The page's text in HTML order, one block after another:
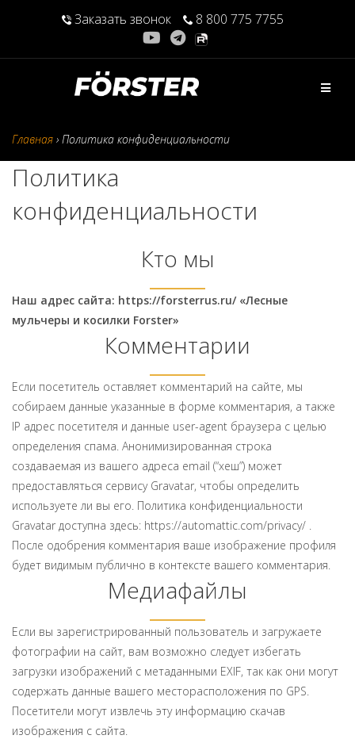
Заказать звонок 8 800 775 7755
Главная › Политика конфиденциальности
Политика
конфиденциальности
Кто мы
Наш адрес сайта: https://forsterrus.ru/ «Лесные
мульчеры и косилки Forster»
Комментарии
Если посетитель оставляет комментарий на сайте, мы
собираем данные указанные в форме комментария, а также
IP адрес посетителя и данные user-agent браузера с целью
определения спама. Анонимизированная строка
создаваемая из вашего адреса email (“хеш”) может
предоставляться сервису Gravatar, чтобы определить
используете ли вы его. Политика конфиденциальности
Gravatar доступна здесь: https://automattic.com/privacy/ .
После одобрения комментария ваше изображение профиля
будет видимым публично в контексте вашего комментария.
Медиафайлы
Если вы зарегистрированный пользователь и загружаете
фотографии на сайт, вам возможно следует избегать
загрузки изображений с метаданными EXIF, так как они могут
содержать данные вашего месторасположения по GPS.
Посетители могут извлечь эту информацию скачав
изображения с сайта.